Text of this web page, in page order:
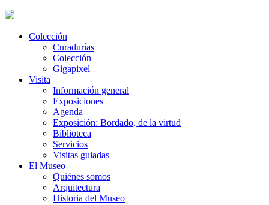
Colección
Curadurías
Colección
Gigapixel
Visita
Información general
Exposiciones
Agenda
Exposición: Bordado, de la virtud
Biblioteca
Servicios
Visitas guiadas
El Museo
Quiénes somos
Arquitectura
Historia del Museo